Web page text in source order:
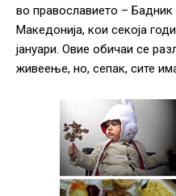
во православието –
Македонија, кои секоја
јануари. Овие обичаи се
живеење, но, сепак, сите